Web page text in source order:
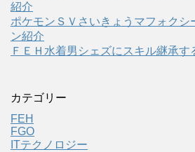
紹介
ポケモンＳＶさいきょうマフォクシ
ン紹介
ＦＥＨ水着男シェズにスキル継承す
カテゴリー
FEH
FGO
ITテクノロジー